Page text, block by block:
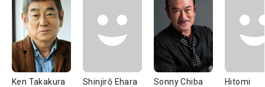
Ken Takakura Shinjirō Ehara Sonny Chiba
Hitomi